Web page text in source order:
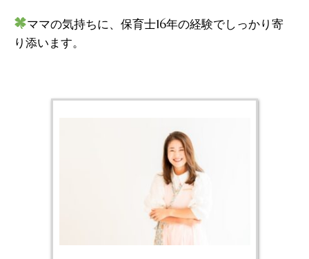
ママの気持ちに、保育士16年の経験でしっかり寄
り添います。